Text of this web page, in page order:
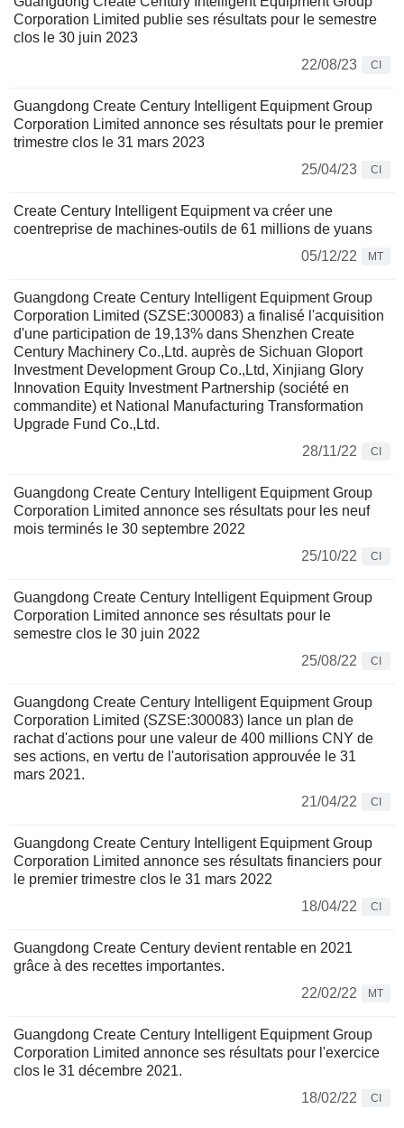
Corporation Limited publie ses résultats pour le semestre
clos le 30 juin 2023
22/08/23
CI
Guangdong Create Century Intelligent Equipment Group
Corporation Limited annonce ses résultats pour le premier
trimestre clos le 31 mars 2023
25/04/23
CI
Create Century Intelligent Equipment va créer une
coentreprise de machines-outils de 61 millions de yuans
05/12/22
MT
Guangdong Create Century Intelligent Equipment Group
Corporation Limited (SZSE:300083) a finalisé l'acquisition
d'une participation de 19,13% dans Shenzhen Create
Century Machinery Co.,Ltd. auprès de Sichuan Gloport
Investment Development Group Co.,Ltd, Xinjiang Glory
Innovation Equity Investment Partnership (société en
commandite) et National Manufacturing Transformation
Upgrade Fund Co.,Ltd.
28/11/22
CI
Guangdong Create Century Intelligent Equipment Group
Corporation Limited annonce ses résultats pour les neuf
mois terminés le 30 septembre 2022
25/10/22
CI
Guangdong Create Century Intelligent Equipment Group
Corporation Limited annonce ses résultats pour le
semestre clos le 30 juin 2022
25/08/22
CI
Guangdong Create Century Intelligent Equipment Group
Corporation Limited (SZSE:300083) lance un plan de
rachat d'actions pour une valeur de 400 millions CNY de
ses actions, en vertu de l'autorisation approuvée le 31
mars 2021.
21/04/22
CI
Guangdong Create Century Intelligent Equipment Group
Corporation Limited annonce ses résultats financiers pour
le premier trimestre clos le 31 mars 2022
18/04/22
CI
Guangdong Create Century devient rentable en 2021
grâce à des recettes importantes.
22/02/22
MT
Guangdong Create Century Intelligent Equipment Group
Corporation Limited annonce ses résultats pour l'exercice
clos le 31 décembre 2021.
18/02/22
CI